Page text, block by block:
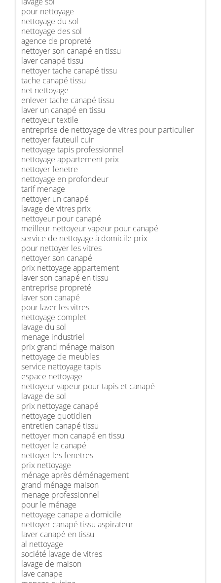
pour nettoyage
nettoyage du sol
nettoyage des sol
agence de propreté
nettoyer son canapé en tissu
laver canapé tissu
nettoyer tache canapé tissu
tache canapé tissu
net nettoyage
enlever tache canapé tissu
laver un canapé en tissu
nettoyeur textile
entreprise de nettoyage de vitres pour particulier
nettoyer fauteuil cuir
nettoyage tapis professionnel
nettoyage appartement prix
nettoyer fenetre
nettoyage en profondeur
tarif menage
nettoyer un canapé
lavage de vitres prix
nettoyeur pour canapé
meilleur nettoyeur vapeur pour canapé
service de nettoyage à domicile prix
pour nettoyer les vitres
nettoyer son canapé
prix nettoyage appartement
laver son canapé en tissu
entreprise propreté
laver son canapé
pour laver les vitres
nettoyage complet
lavage du sol
menage industriel
prix grand ménage maison
nettoyage de meubles
service nettoyage tapis
espace nettoyage
nettoyeur vapeur pour tapis et canapé
lavage de sol
prix nettoyage canapé
nettoyage quotidien
entretien canapé tissu
nettoyer mon canapé en tissu
nettoyer le canapé
nettoyer les fenetres
prix nettoyage
ménage après déménagement
grand ménage maison
menage professionnel
pour le ménage
nettoyage canape a domicile
nettoyer canapé tissu aspirateur
laver canapé en tissu
al nettoyage
société lavage de vitres
lavage de maison
lave canape